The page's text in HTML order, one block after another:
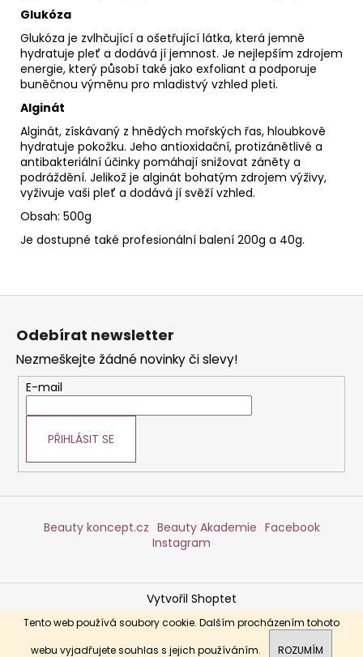
Tento web používá soubory cookie. Dalším procházením tohoto
webu vyjadřujete souhlas s jejich používáním.
ROZUMÍM
Glukóza
Glukóza je zvlhčující a ošetřující látka, která jemně
hydratuje pleť a dodává jí jemnost. Je nejlepším zdrojem
energie, který působí také jako exfoliant a podporuje
buněčnou výměnu pro mladistvý vzhled pleti.
Alginát
Alginát, získávaný z hnědých mořských řas, hloubkově
hydratuje pokožku. Jeho antioxidační, protizánětlivé a
antibakteriální účinky pomáhají snižovat záněty a
podráždění. Jelikož je alginát bohatým zdrojem výživy,
vyživuje vaši pleť a dodává jí svěží vzhled.
Obsah: 500g
Je dostupné také profesionální balení 200g a 40g.
Z
Odebírat newsletter
Nezmeškejte žádné novinky či slevy!
E-mail
PŘIHLÁSIT SE
Beauty koncept.cz Beauty Akademie Facebook
Instagram
Vytvořil Shoptet
Copyright 2026DERMABEAUTY. Všechna práva